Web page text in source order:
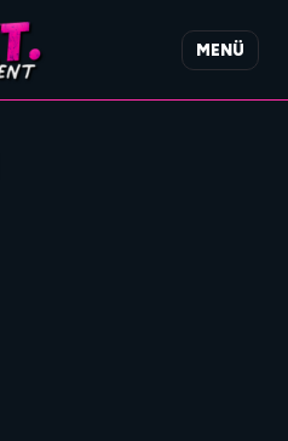
MENÜ